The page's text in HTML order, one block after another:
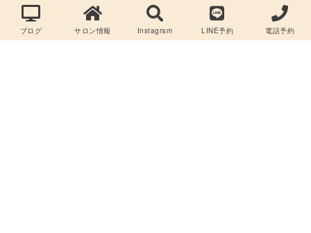
ブログ サロン情報 Instagram LINE予約 電話予約